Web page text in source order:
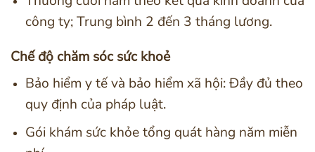
công ty; Trung bình 2 đến 3 tháng lương.
Chế độ chăm sóc sức khoẻ
Bảo hiểm y tế và bảo hiểm xã hội: Đầy đủ theo
quy định của pháp luật.
Gói khám sức khỏe tổng quát hàng năm miễn